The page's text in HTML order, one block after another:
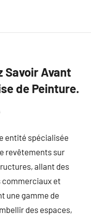
Savoir Avant
de Peinture.
entité spécialisée
revêtements sur
allant des
commerciaux et
une gamme de
des espaces,